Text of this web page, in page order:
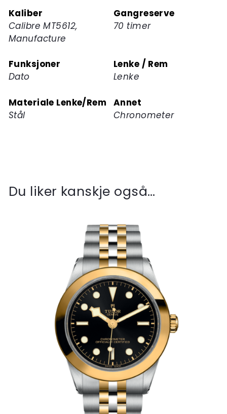
Kaliber
Calibre MT5612,
Manufacture
Gangreserve
70 timer
Funksjoner
Dato
Lenke / Rem
Lenke
Materiale Lenke/Rem
Stål
Annet
Chronometer
Du liker kanskje også…